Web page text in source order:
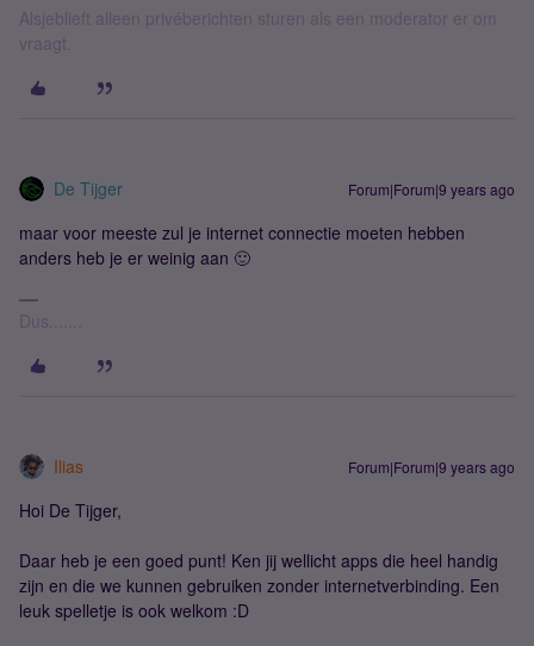
Alsjeblieft alleen privéberichten sturen als een moderator er om
vraagt.
De Tijger Forum|Forum|9 years ago
maar voor meeste zul je internet connectie moeten hebben
anders heb je er weinig aan 🙂
Dus.......
Ilias Forum|Forum|9 years ago
Hoi De Tijger,
Daar heb je een goed punt! Ken jij wellicht apps die heel handig
zijn en die we kunnen gebruiken zonder internetverbinding. Een
leuk spelletje is ook welkom :D